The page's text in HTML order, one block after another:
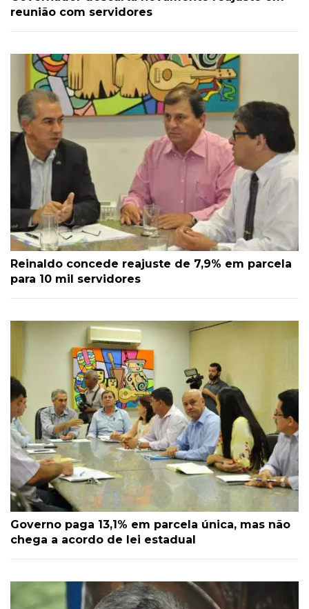
reunião com servidores
Reinaldo concede reajuste de 7,9% em parcela
para 10 mil servidores
Governo paga 13,1% em parcela única, mas não
chega a acordo de lei estadual